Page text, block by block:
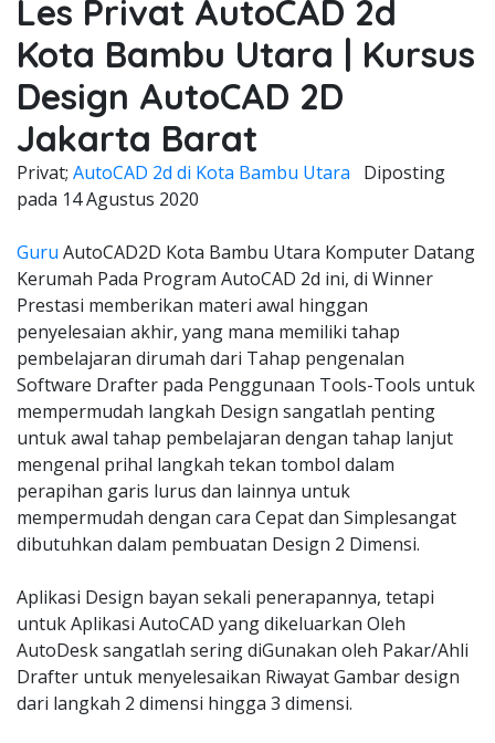
Les Privat AutoCAD 2d
Kota Bambu Utara | Kursus
Design AutoCAD 2D
Jakarta Barat
Privat; AutoCAD 2d di Kota Bambu Utara
Diposting
pada 14 Agustus 2020
Guru AutoCAD2D Kota Bambu Utara Komputer Datang
Kerumah Pada Program AutoCAD 2d ini, di Winner
Prestasi memberikan materi awal hinggan
penyelesaian akhir, yang mana memiliki tahap
pembelajaran dirumah dari Tahap pengenalan
Software Drafter pada Penggunaan Tools-Tools untuk
mempermudah langkah Design sangatlah penting
untuk awal tahap pembelajaran dengan tahap lanjut
mengenal prihal langkah tekan tombol dalam
perapihan garis lurus dan lainnya untuk
mempermudah dengan cara Cepat dan Simplesangat
dibutuhkan dalam pembuatan Design 2 Dimensi.
Aplikasi Design bayan sekali penerapannya, tetapi
untuk Aplikasi AutoCAD yang dikeluarkan Oleh
AutoDesk sangatlah sering diGunakan oleh Pakar/Ahli
Drafter untuk menyelesaikan Riwayat Gambar design
dari langkah 2 dimensi hingga 3 dimensi.